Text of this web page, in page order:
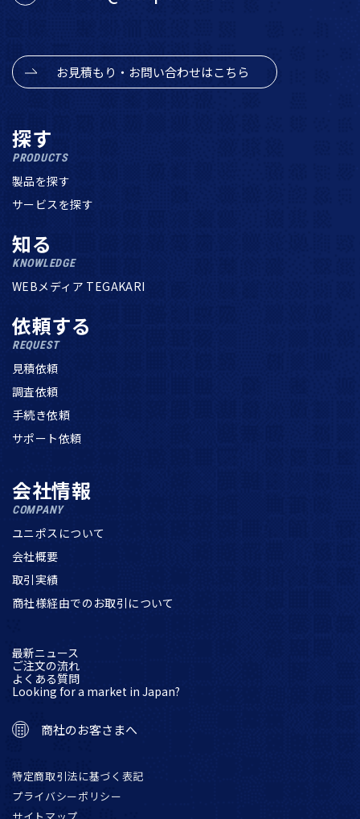
お見積もり・お問い合わせはこちら
探す
PRODUCTS
製品を探す
サービスを探す
知る
KNOWLEDGE
WEBメディア TEGAKARI
依頼する
REQUEST
見積依頼
調査依頼
手続き依頼
サポート依頼
会社情報
COMPANY
ユニポスについて
会社概要
取引実績
商社様経由でのお取引について
最新ニュース
ご注文の流れ
よくある質問
Looking for a market in Japan?
商社のお客さまへ
特定商取引法に基づく表記
プライバシーポリシー
サイトマップ